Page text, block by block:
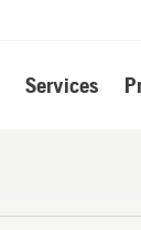
Services